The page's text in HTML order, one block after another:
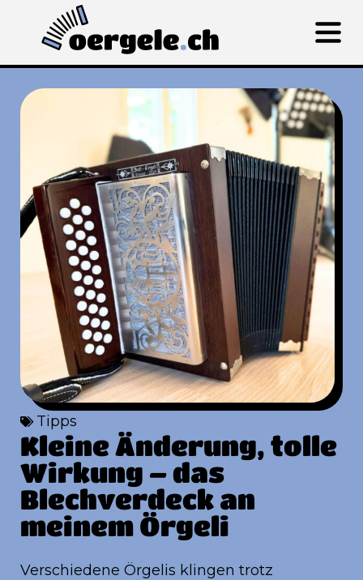
Tipps
Kleine Änderung, tolle
Wirkung – das
Blechverdeck an
meinem Örgeli
Verschiedene Örgelis klingen trotz